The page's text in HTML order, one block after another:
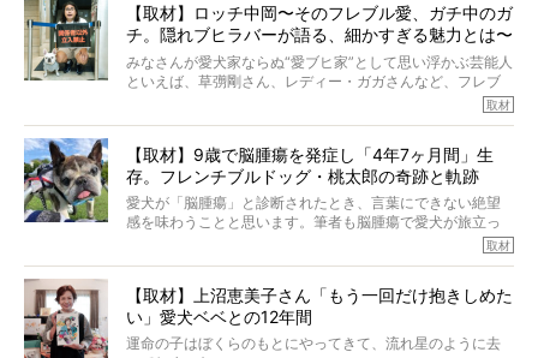
【取材】ロッチ中岡〜そのフレブル愛、ガチ中のガ
チ。隠れブヒラバーが語る、細かすぎる魅力とは〜
【前編】
みなさんが愛犬家ならぬ“愛ブヒ家”として思い浮かぶ芸能人
といえば、草彅剛さん、レディー・ガガさんなど、フレブ
ルを飼っている方が多いと思います。が、ロッチ中岡さん
んのインスタグラムを覗くと、たくさんのフレブルアカウ
ントがフォローされていて、わが『FRENCH BULLDOG
LIFE』モデルのnicoやトーラスも、その中の一頭。
そんな中岡さんに、フレブルの魅力を語っていただきまし
た。そのブヒ愛っぷりは、思ってた以上！ ガチ中のガチ
取材
【取材】9歳で脳腫瘍を発症し「4年7ヶ月間」生
存。フレンチブルドッグ・桃太郎の奇跡と軌跡
愛犬が「脳腫瘍」と診断されたとき、言葉にできない絶望
感を味わうことと思います。筆者も脳腫瘍で愛犬が旅立っ
たひとり。だからこそ、どれほど厄介で困難な病気かを理
ところが、フレンチブルドッグの桃太郎は9歳で脳腫瘍を発
症し、なんと4年7ヶ月間も生き抜いたのです。旅立ったと
きの年齢は13歳と11ヶ月、レジェンド級のレジェンドでし
取材
【取材】上沼恵美子さん「もう一回だけ抱きしめた
い」愛犬ベベとの12年間
運命の子はぼくらのもとにやってきて、流れ星のように去